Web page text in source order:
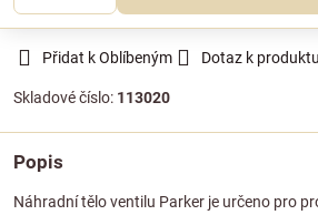
Přidat k Oblíbeným Dotaz k produktu
Skladové číslo: 113020
Popis
Náhradní tělo ventilu Parker je určeno pro